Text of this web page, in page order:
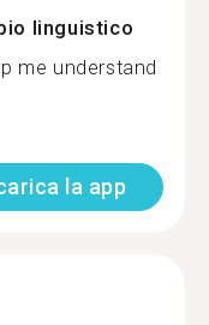
linguistico
me understand
la app